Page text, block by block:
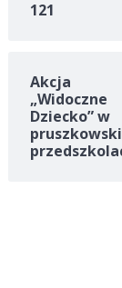
121
Akcja
„Widoczne
Dziecko” w